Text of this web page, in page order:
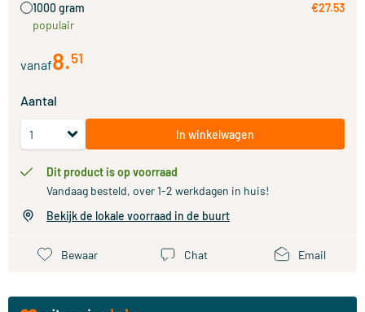
1000 gram
populair
€27.53
vanaf8.51
Aantal
In winkelwagen
Dit product is op voorraad
Vandaag besteld, over 1-2 werkdagen in huis!
Bekijk de lokale voorraad in de buurt
Bewaar Chat Email